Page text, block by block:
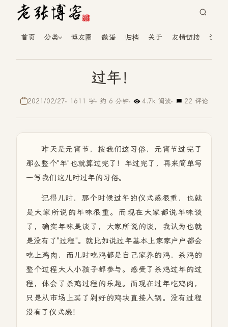
首页 分类 博友圈 微语 归档 关于 友情链接 读者
过年！
2021/02/27 1611 字 约 6 分钟 4.7k 阅读 22 评论
昨天是元宵节，按我们这习俗，元宵节过完了
那么整个"年"也就算过完了！年过完了，再来简单写
一写我们这儿时过年的习俗。
记得儿时，那个时候过年的仪式感很重，也就
是大家所说的年味很重。而现在大家都说年味谈
了，确实年味是谈了，大家所说的谈，我认为也就
是没有了"过程"。就比如说过年基本上家家户户都会
吃上鸡肉，而儿时吃鸡都是自己家养的鸡，杀鸡的
整个过程大人小孩子都参与。感受了杀鸡过年的过
程，体会了杀鸡过程的乐趣。而现在过年吃鸡肉，
只是从市场上买了剁好的鸡块直接入锅。没有过程
没有了仪式感！